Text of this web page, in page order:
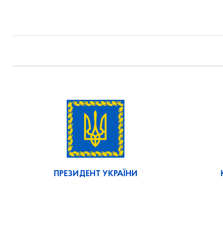
ПРЕЗИДЕНТ УКРАЇНИ